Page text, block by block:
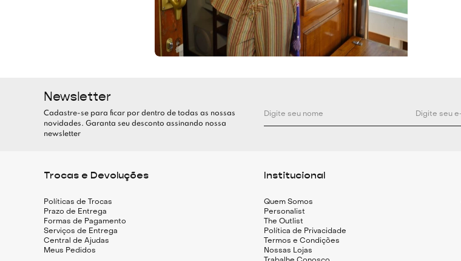
Newsletter
Cadastre-se para ficar por dentro de todas as nossas
novidades. Garanta seu desconto assinando nossa
newsletter
Trocas e Devoluções
Políticas de Trocas
Prazo de Entrega
Formas de Pagamento
Serviços de Entrega
Central de Ajudas
Meus Pedidos
Institucional
Quem Somos
Personalist
The Outlist
Política de Privacidade
Termos e Condições
Nossas Lojas